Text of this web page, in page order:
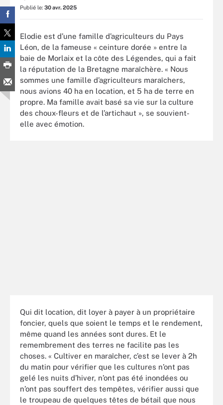
Publié le: 30 avr. 2025
Elodie est d’une famille d’agriculteurs du Pays
Léon, de la fameuse « ceinture dorée » entre la
baie de Morlaix et la côte des Légendes, qui a fait
la réputation de la Bretagne maraîchère. « Nous
sommes une famille d’agriculteurs maraîchers,
nous avions 40 ha en location, et 5 ha de terre en
propre. Ma famille avait basé sa vie sur la culture
des choux-fleurs et de l’artichaut », se souvient-
elle avec émotion.
Qui dit location, dit loyer à payer à un propriétaire
foncier, quels que soient le temps et le rendement,
même quand les années sont dures. Et le
remembrement des terres ne facilite pas les
choses. « Cultiver en maraîcher, c’est se lever à 2h
du matin pour vérifier que les cultures n’ont pas
gelé les nuits d’hiver, n’ont pas été inondées ou
n’ont pas souffert des tempêtes, vérifier aussi que
le troupeau de quelques têtes de bétail que nous